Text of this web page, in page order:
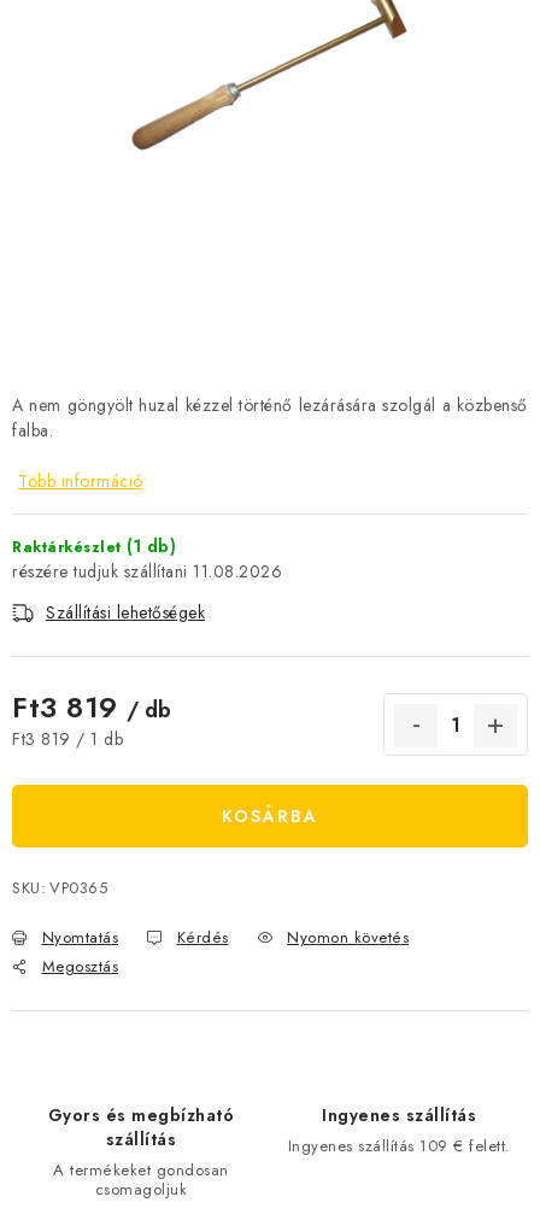
A MÉHÉSZETI TERMÉKEK KIEGÉSZÍTŐI
JELENLEGI KEDVEZMÉNYEK
HÍREK
ÉTREND-KIEGÉSZÍTŐK
Szállítás és fizetés
Gyakori kérdések FAQ
Fotogaléria
Általános üzleti feltételek
Adatvédelem
Visszaküldés, csere és reklamációkezelés
A nem göngyölt huzal kézzel történő lezárására szolgál a közbenső
falba.
Több információ
Raktárkészlet (1 db)
11.08.2026
Szállítási lehetőségek
Ft3 819 / db
Egységár:
Ft3 819 / 1 db
KOSÁRBA
SKU: VP0365
Nyomtatás Kérdés
Nyomon követés
Megosztás
Gyors és megbízható
szállítás
A termékeket gondosan
csomagoljuk
Ingyenes szállítás
Ingyenes szállítás 109 € felett.